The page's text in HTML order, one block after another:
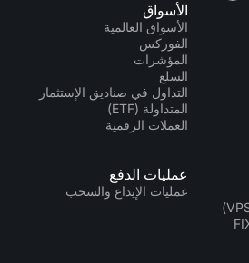
الأسواق
الأسواق العالمية
الفوركس
المؤشرات
السلع
التداول في صناديق الإستثمار
المتداولة (ETF)
العملات الرقمية
عمليات الدفع
عمليات الإيداع والسحب